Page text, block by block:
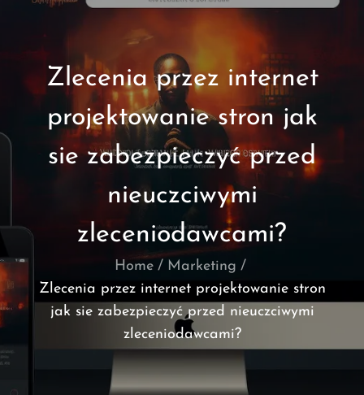
Zlecenia przez internet
projektowanie stron jak
sie zabezpieczyć przed
nieuczciwymi
zleceniodawcami?
Home
Marketing
Zlecenia przez internet projektowanie stron
jak sie zabezpieczyć przed nieuczciwymi
zleceniodawcami?